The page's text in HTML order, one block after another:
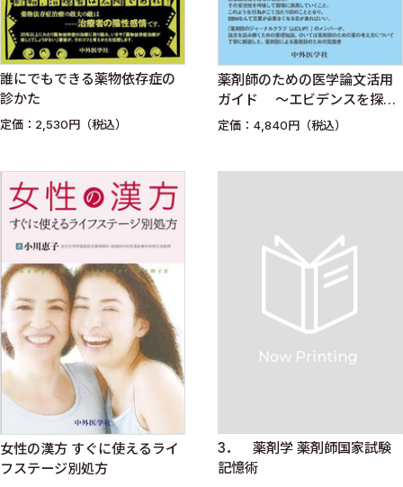
誰にでもできる薬物依存症の
診かた
定価：2,530円（税込）
薬剤師のための医学論文活用
ガイド 〜エビデンスを探し
て読んで行動するために必要
定価：4,840円（税込）
女性の漢方 すぐに使えるライ
フステージ別処方
3． 薬剤学 薬剤師国家試験
記憶術